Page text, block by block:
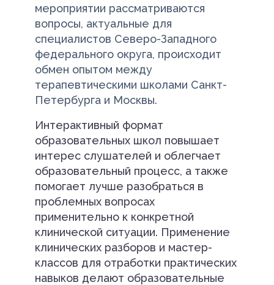
мероприятии рассматриваются
вопросы, актуальные для
специалистов Северо-Западного
федерального округа, происходит
обмен опытом между
терапевтическими школами Санкт-
Петербурга и Москвы.
Интерактивный формат
образовательных школ повышает
интерес слушателей и облегчает
образовательный процесс, а также
помогает лучше разобраться в
проблемных вопросах
применительно к конкретной
клинической ситуации. Применение
клинических разборов и мастер-
классов для отработки практических
навыков делают образовательные